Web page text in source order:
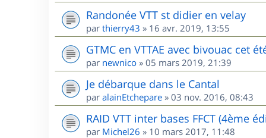
Randonée VTT st didier en velay
par thierry43 » 16 avr. 2019, 13:55
GTMC en VTTAE avec bivouac cet
par newnico » 05 mars 2019, 21:39
Je débarque dans le Cantal
par alainEtchepare » 03 nov. 2016, 08:43
RAID VTT inter bases FFCT (4ème
par Michel26 » 10 mars 2017, 11:48